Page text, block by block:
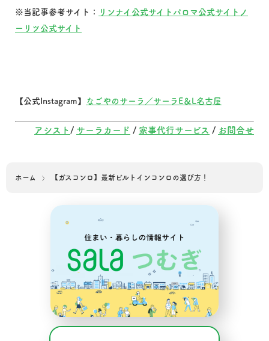
※当記事参考サイト： リンナイ公式サイト パロマ公式サイト ノ
ーリツ公式サイト
【公式Instagram】 なごやのサーラ／サーラE＆L名古屋
アシスト / サーラカード / 家事代行サービス / お問合せ
ホーム 【ガスコンロ】最新ビルトインコンロの選び方！